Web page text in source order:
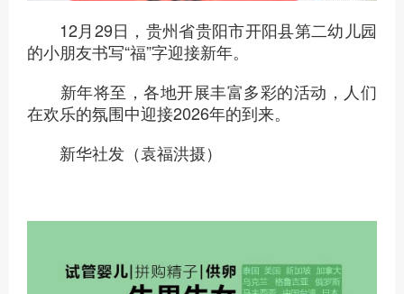
12月29日，贵州省贵阳市开阳县第二幼儿园
的小朋友书写“福”字迎接新年。
新年将至，各地开展丰富多彩的活动，人们
在欢乐的氛围中迎接2026年的到来。
新华社发（袁福洪摄）